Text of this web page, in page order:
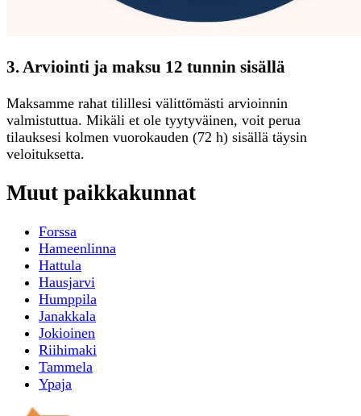
3. Arviointi ja maksu 12 tunnin sisällä
Maksamme rahat tilillesi välittömästi arvioinnin
valmistuttua. Mikäli et ole tyytyväinen, voit perua
tilauksesi kolmen vuorokauden (72 h) sisällä täysin
veloituksetta.
Muut paikkakunnat
Forssa
Hameenlinna
Hattula
Hausjarvi
Humppila
Janakkala
Jokioinen
Riihimaki
Tammela
Ypaja